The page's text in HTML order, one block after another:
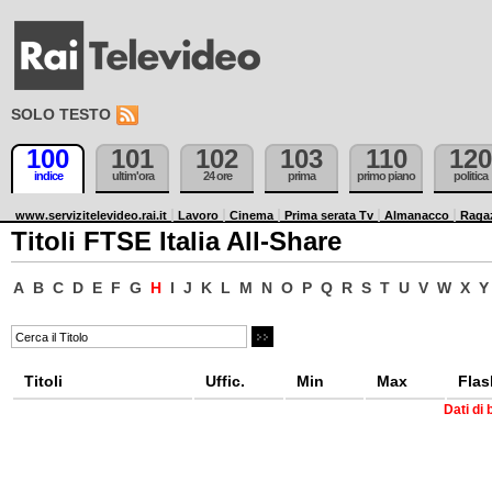
SOLO TESTO
100
indice
101
ultim'ora
102
24 ore
103
prima
110
primo piano
120
politica
www.servizitelevideo.rai.it Lavoro Cinema Prima serata Tv Almanacco
Titoli FTSE Italia All-Share
A B C D E F G H I J K L M N O P Q R S T U V W X Y
Titoli Uffic. Min Max
Dati di